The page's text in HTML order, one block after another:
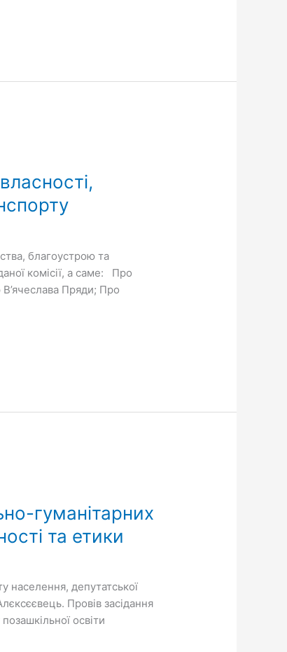
благоустрою та
комісії, а саме: Про
Пряди; Про
гуманітарних
та етики
населення, депутатської
Провів засідання
освіти